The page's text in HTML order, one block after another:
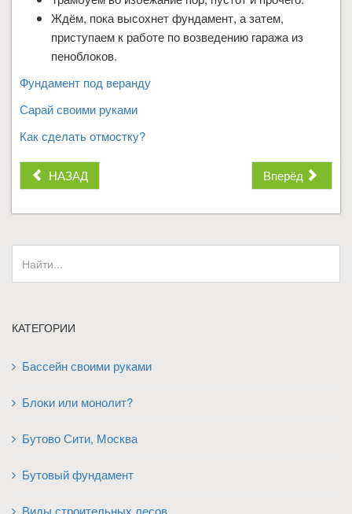
Ждём, пока высохнет фундамент, а затем,
приступаем к работе по возведению гаража из
пеноблоков.
Фундамент под веранду
Сарай своими руками
Как сделать отмостку?
НАЗАД Вперёд
КАТЕГОРИИ
Бассейн своими руками
Блоки или монолит?
Бутово Сити, Москва
Бутовый фундамент
Виды строительных лесов